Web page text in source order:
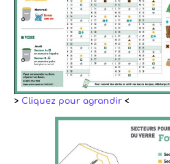
> Cliquez pour agrandir<